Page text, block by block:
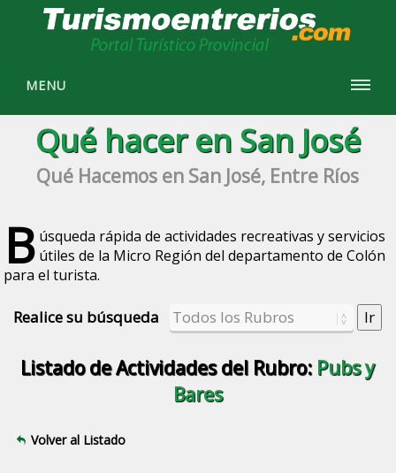
MENU
Qué hacer en San José
Qué Hacemos en San José, Entre Ríos
B úsqueda rápida de actividades recreativas y servicios
útiles de la Micro Región del departamento de Colón
para el turista.
Realice su búsqueda
Listado de Actividades del Rubro: Pubs y
Bares
Volver al Listado